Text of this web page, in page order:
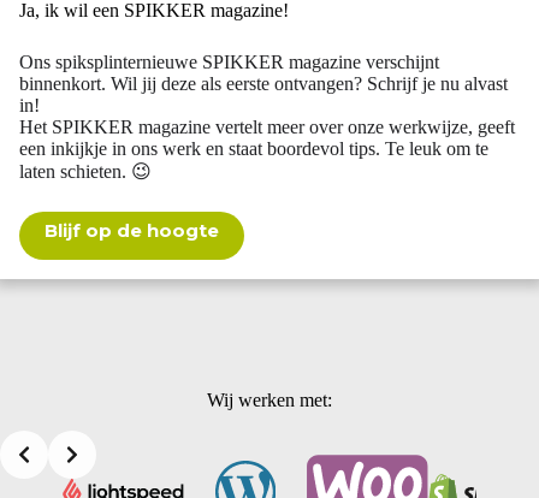
Ja, ik wil een SPIKKER magazine!
Ons spiksplinternieuwe SPIKKER magazine verschijnt
binnenkort. Wil jij deze als eerste ontvangen? Schrijf je nu alvast
in!
Het SPIKKER magazine vertelt meer over onze werkwijze, geeft
een inkijkje in ons werk en staat boordevol tips. Te leuk om te
laten schieten. 😉
Blijf op de hoogte
Wij werken met: